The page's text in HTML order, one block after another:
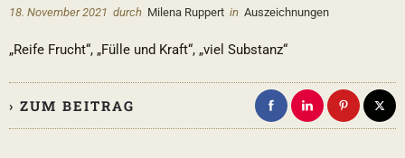
18. November 2021 durch Milena Ruppert in Auszeichnungen
„Reife Frucht“, „Fülle und Kraft“, „viel Substanz“
› ZUM BEITRAG